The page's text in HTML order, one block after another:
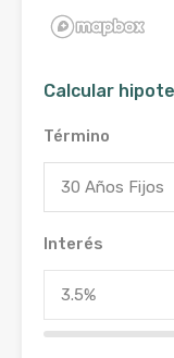
Calcular
Término
30 Años Fijos
Interés